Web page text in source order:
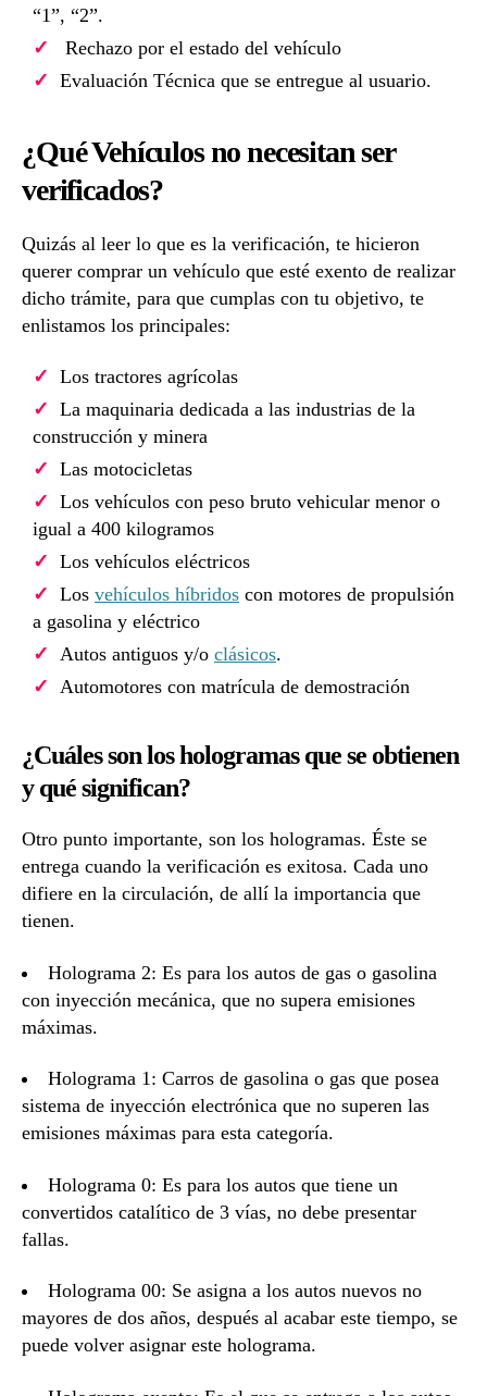
“1”, “2”.
Rechazo por el estado del vehículo
Evaluación Técnica que se entregue al usuario.
¿Qué Vehículos no necesitan ser
verificados?
Quizás al leer lo que es la verificación, te hicieron
querer comprar un vehículo que esté exento de realizar
dicho trámite, para que cumplas con tu objetivo, te
enlistamos los principales:
Los tractores agrícolas
La maquinaria dedicada a las industrias de la
construcción y minera
Las motocicletas
Los vehículos con peso bruto vehicular menor o
igual a 400 kilogramos
Los vehículos eléctricos
Los vehículos híbridos con motores de propulsión
a gasolina y eléctrico
Autos antiguos y/o clásicos.
Automotores con matrícula de demostración
¿Cuáles son los hologramas que se obtienen
y qué significan?
Otro punto importante, son los hologramas. Éste se
entrega cuando la verificación es exitosa. Cada uno
difiere en la circulación, de allí la importancia que
tienen.
Holograma 2: Es para los autos de gas o gasolina
con inyección mecánica, que no supera emisiones
máximas.
Holograma 1: Carros de gasolina o gas que posea
sistema de inyección electrónica que no superen las
emisiones máximas para esta categoría.
Holograma 0: Es para los autos que tiene un
convertidos catalítico de 3 vías, no debe presentar
fallas.
Holograma 00: Se asigna a los autos nuevos no
mayores de dos años, después al acabar este tiempo, se
puede volver asignar este holograma.